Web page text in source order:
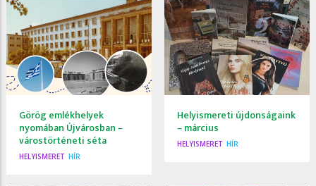
Görög emlékhelyek
nyomában Újvárosban –
várostörténeti séta
HELYISMERET HÍR
Helyismereti újdonságaink
– március
HELYISMERET HÍR